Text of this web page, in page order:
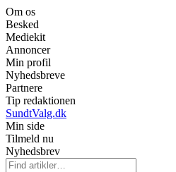
Om os
Besked
Mediekit
Annoncer
Min profil
Nyhedsbreve
Partnere
Tip redaktionen
SundtValg.dk
Min side
Tilmeld nu
Nyhedsbrev